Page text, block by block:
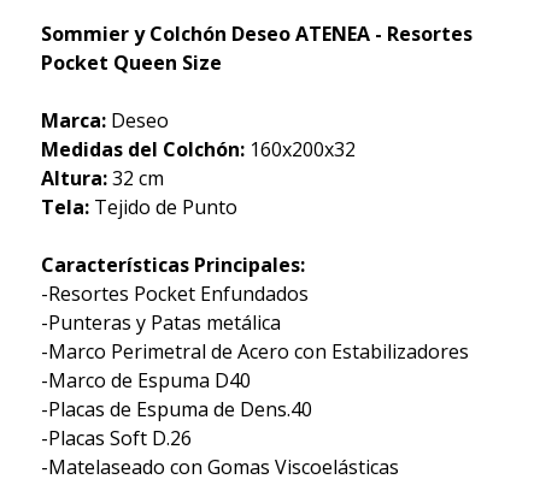
Sommier y Colchón Deseo ATENEA - Resortes
Pocket Queen Size
Marca:Deseo
Medidas del Colchón: 160x200x32
Altura:32 cm
Tela:Tejido de Punto
Características Principales:
-Resortes Pocket Enfundados
-Punteras y Patas metálica
-Marco Perimetral de Acero con Estabilizadores
-Marco de Espuma D40
-Placas de Espuma de Dens.40
-Placas Soft D.26
-Matelaseado con Gomas Viscoelásticas